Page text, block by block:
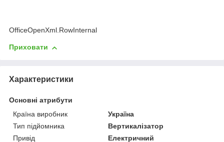
OfficeOpenXml.RowInternal
Приховати
Характеристики
Основні атрибути
Країна виробник
Україна
Тип підйомника
Вертикалізатор
Привід
Електричний